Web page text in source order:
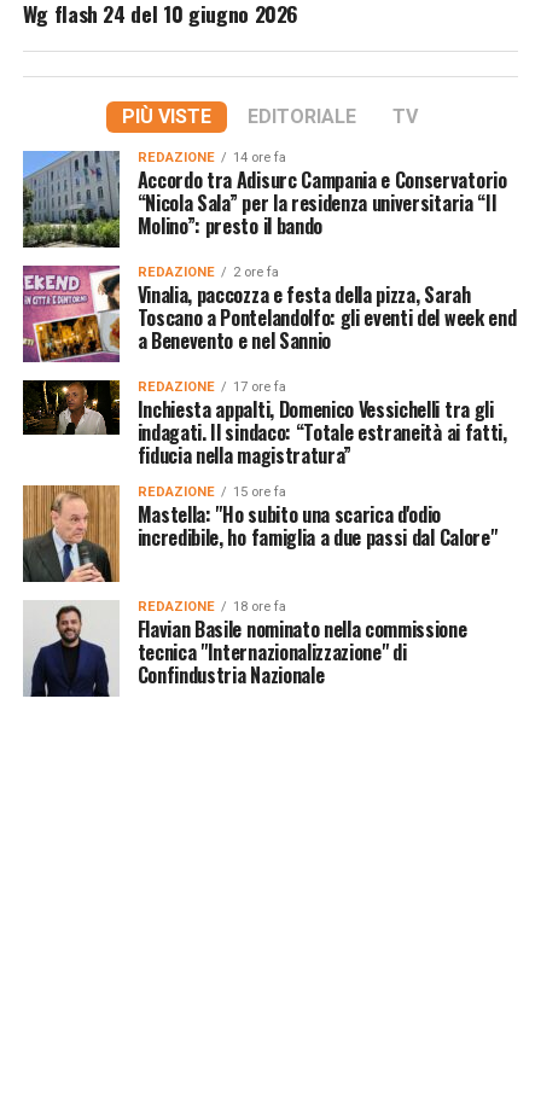
Wg flash 24 del 10 giugno 2026
PIÙ VISTE EDITORIALE TV
REDAZIONE 14 ore fa
Accordo tra Adisurc Campania e Conservatorio
“Nicola Sala” per la residenza universitaria “Il
Molino”: presto il bando
REDAZIONE 2 ore fa
Vinalia, paccozza e festa della pizza, Sarah
Toscano a Pontelandolfo: gli eventi del week end
a Benevento e nel Sannio
REDAZIONE 17 ore fa
Inchiesta appalti, Domenico Vessichelli tra gli
indagati. Il sindaco: “Totale estraneità ai fatti,
fiducia nella magistratura”
REDAZIONE 15 ore fa
Mastella: "Ho subito una scarica d'odio
incredibile, ho famiglia a due passi dal Calore"
REDAZIONE 18 ore fa
Flavian Basile nominato nella commissione
tecnica "Internazionalizzazione" di
Confindustria Nazionale